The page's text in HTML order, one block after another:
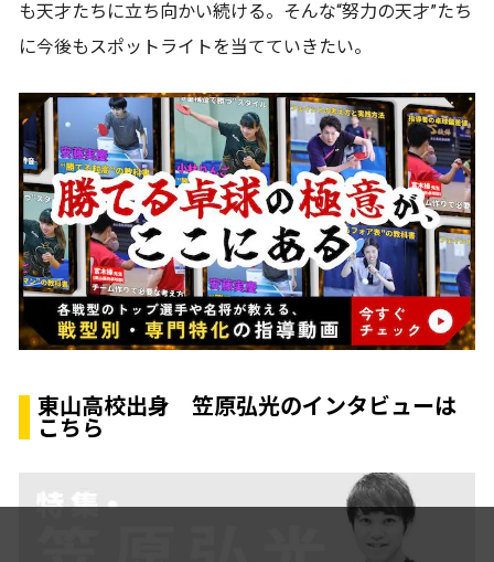
も天才たちに立ち向かい続ける。そんな“努力の天才”たち
に今後もスポットライトを当てていきたい。
東山高校出身 笠原弘光のインタビューは
こちら